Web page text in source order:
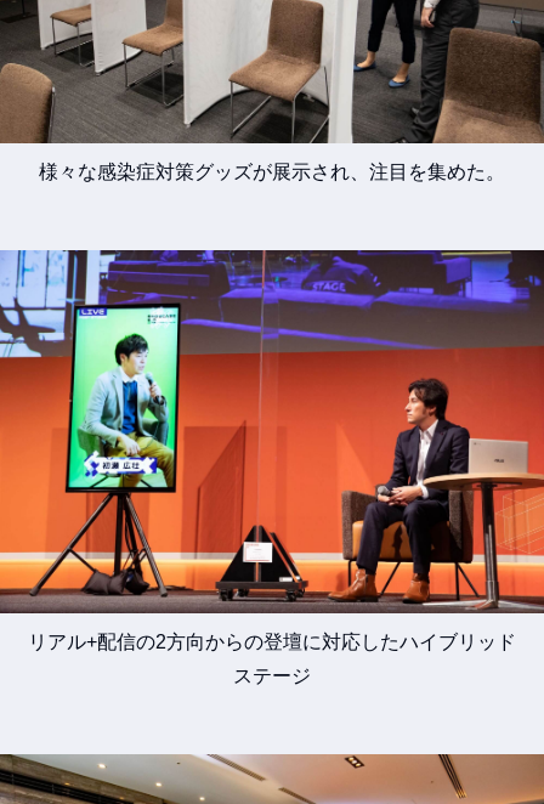
様々な感染症対策グッズが展示され、注目を集めた。
リアル+配信の2方向からの登壇に対応したハイブリッド
ステージ